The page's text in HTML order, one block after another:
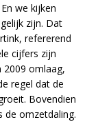
we kijken
zijn. Dat
refererend
cijfers zijn
2009 omlaag,
regel dat de
Bovendien
de omzetdaling.